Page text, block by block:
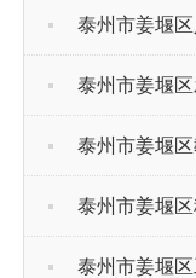
泰州市姜堰
泰州市姜堰
泰州市姜堰
泰州市姜堰
泰州市姜堰